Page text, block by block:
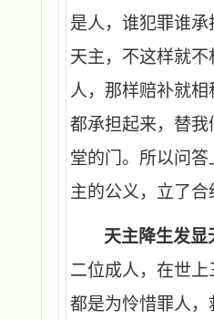
是人，谁犯罪谁
天主，不这样就
人，那样赔补就
都承担起来，替
堂的门。所以问
主的公义，立了
天主降生发显
二位成人，在世
都是为怜惜罪人